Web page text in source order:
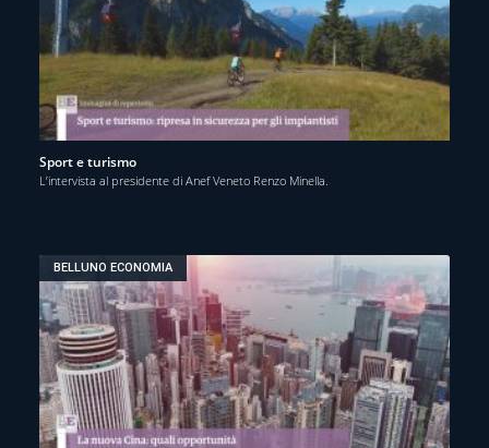
Sport e turismo
L’intervista al presidente di Anef Veneto Renzo Minella.
BELLUNO ECONOMIA